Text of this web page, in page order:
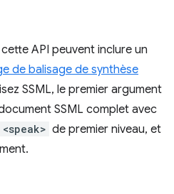
API peuvent inclure un
de balisage de synthèse
SSML, le premier argument
SSML complet avec
<speak> de premier niveau, et